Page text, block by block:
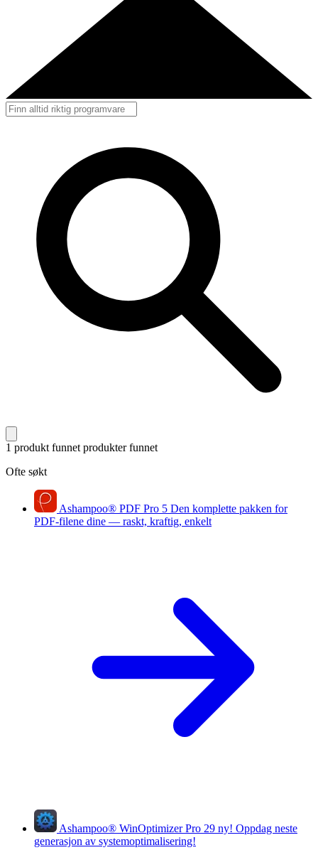
1 produkt funnet produkter funnet
Ofte søkt
Ashampoo® PDF Pro 5 Den komplette pakken for
PDF-filene dine — raskt, kraftig, enkelt
Ashampoo® WinOptimizer Pro 29 ny! Oppdag neste
generasjon av systemoptimalisering!